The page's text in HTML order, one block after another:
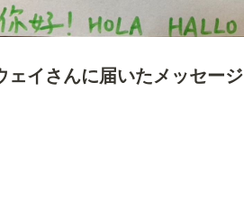
ェイさんに届いたメッセージ